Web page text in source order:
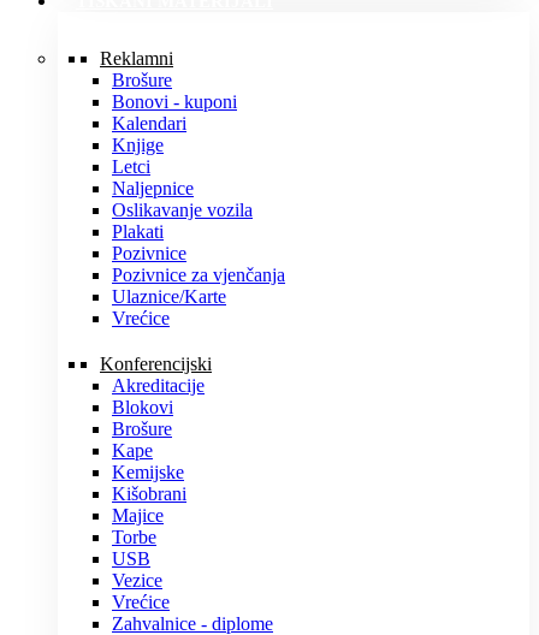
Reklamni
Brošure
Bonovi - kuponi
Kalendari
Knjige
Letci
Naljepnice
Oslikavanje vozila
Plakati
Pozivnice
Pozivnice za vjenčanja
Ulaznice/Karte
Vrećice
Konferencijski
Akreditacije
Blokovi
Brošure
Kape
Kemijske
Kišobrani
Majice
Torbe
USB
Vezice
Vrećice
Zahvalnice - diplome